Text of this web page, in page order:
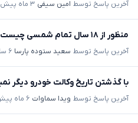
آخرین پاسخ توسط امین سیفی ۳ ماه پیش
منظور از ۱۸ سال تمام شمسی چیست؟
آخرین پاسخ توسط سعید ستوده پارسا ۶ سال پیش
با گذشتن تاریخ وکالت خودرو دیگر
آخرین پاسخ توسط ویدا سماوات ۶ ماه پیش